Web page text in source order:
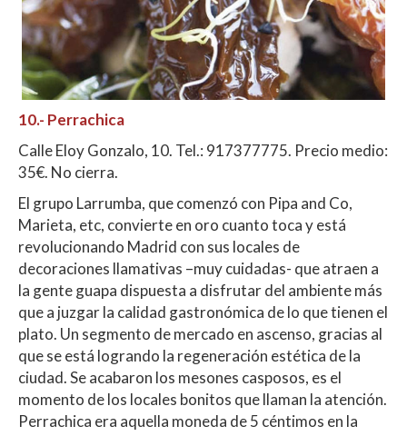
10.- Perrachica
Calle Eloy Gonzalo, 10. Tel.: 917377775. Precio medio:
35€. No cierra.
El grupo Larrumba, que comenzó con Pipa and Co,
Marieta, etc, convierte en oro cuanto toca y está
revolucionando Madrid con sus locales de
decoraciones llamativas –muy cuidadas- que atraen a
la gente guapa dispuesta a disfrutar del ambiente más
que a juzgar la calidad gastronómica de lo que tienen el
plato. Un segmento de mercado en ascenso, gracias al
que se está logrando la regeneración estética de la
ciudad. Se acabaron los mesones casposos, es el
momento de los locales bonitos que llaman la atención.
Perrachica era aquella moneda de 5 céntimos en la